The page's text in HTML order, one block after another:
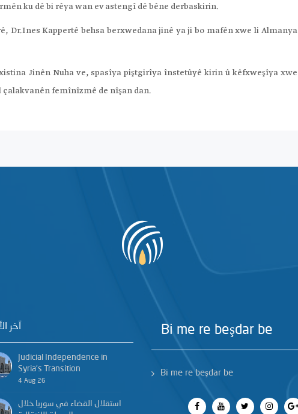
ku dê bi rêya wan ev astengî dê bêne derbaskirin.
Dr.Ines Kappertê behsa berxwedana jinê ya ji bo mafên xwe li Almanya
Jinên Nuha ve, spasîya piştgirîya înstetûyê kirin û kêfxweşîya xwe
femînîzmê de nîşan dan.
آخر
Judicial Independence in
Syria’s Transition
4 Aug 26
استقلال القضاء في سوريا خلال
Bi me re beşdar be
Bi me re beşdar be